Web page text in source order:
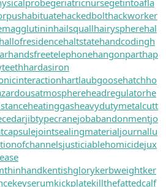
geriatricnursegetintoafla
habituatehackedbolthackworker
hailsquallhairyspherehal
hallofresidencehaltstatehandcodingh
handsfreetelephonehangonparthap
hardasiron
hartlaubgoosehatchho
headregulatorhe
heatinggasheavydutymetalcutt
jibtypecranejobabandonmentjo
jointsealingmaterialjournallu
justiciablehomicidejux
kentishglorykerbweightker
keyserumkickplatekillthefattedcalf